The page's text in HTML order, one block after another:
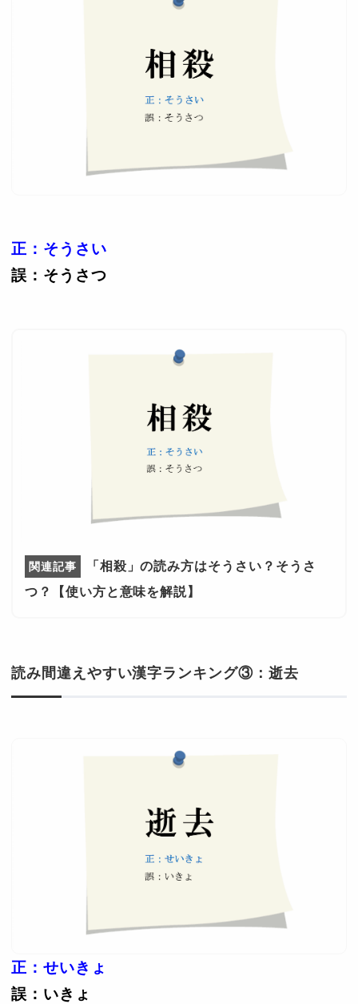
正：そうさい
誤：そうさつ
「相殺」の読み方はそうさい？そうさ
つ？【使い方と意味を解説】
読み間違えやすい漢字ランキング③：逝去
正：せいきょ
誤：いきょ